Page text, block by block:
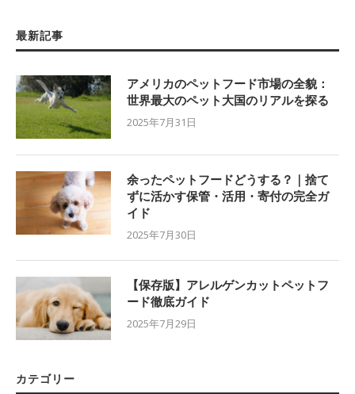
最新記事
アメリカのペットフード市場の全貌：
世界最大のペット大国のリアルを探る
2025年7月31日
余ったペットフードどうする？｜捨て
ずに活かす保管・活用・寄付の完全ガ
イド
2025年7月30日
【保存版】アレルゲンカットペットフ
ード徹底ガイド
2025年7月29日
カテゴリー